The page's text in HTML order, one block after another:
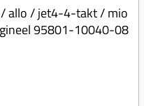
allo / jet4-4-takt / mio
95801-10040-08